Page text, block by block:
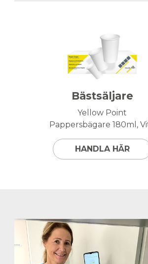
Bästsäljare
Yellow Point
Pappersbägare 180ml,
HANDLA HÄR